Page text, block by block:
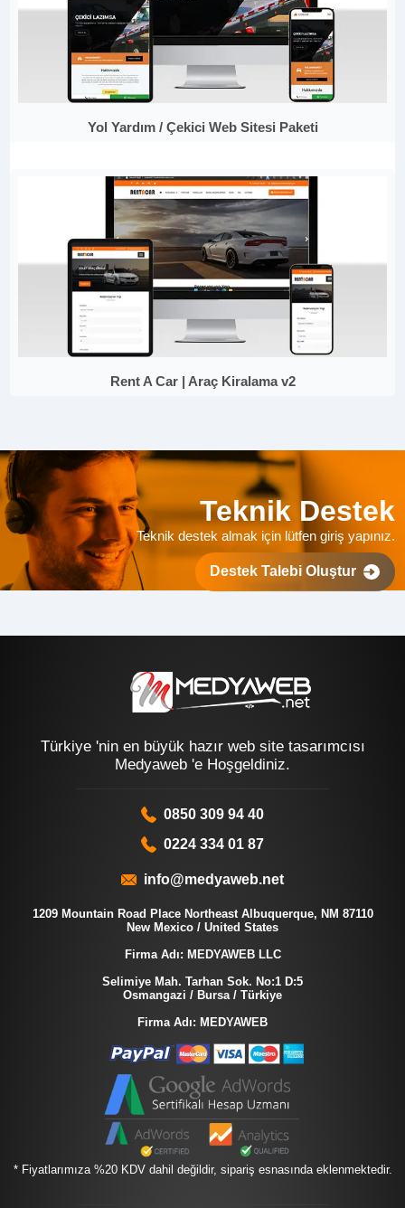
Yol Yardım / Çekici Web Sitesi Paketi
Rent A Car | Araç Kiralama v2
Teknik Destek
Teknik destek almak için lütfen giriş yapınız.
Destek Talebi Oluştur
Türkiye 'nin en büyük hazır web site tasarımcısı
Medyaweb 'e Hoşgeldiniz.
0850 309 94 40
0224 334 01 87
info@medyaweb.net
1209 Mountain Road Place Northeast Albuquerque, NM 87110
New Mexico / United States
Firma Adı: MEDYAWEB LLC
Selimiye Mah. Tarhan Sok. No:1 D:5
Osmangazi / Bursa / Türkiye
Firma Adı: MEDYAWEB
* Fiyatlarımıza %20 KDV dahil değildir, sipariş esnasında eklenmektedir.